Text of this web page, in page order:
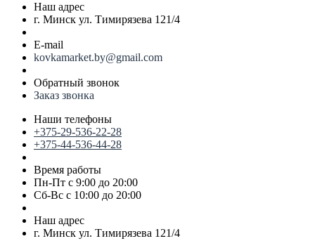
Наш адрес
г. Минск ул. Тимирязева 121/4
E-mail
kovkamarket.by@gmail.com
Обратный звонок
Заказ звонка
Наши телефоны
+375-29-536-22-28
+375-44-536-44-28
Время работы
Пн-Пт с 9:00 до 20:00
Сб-Вс с 10:00 до 20:00
Наш адрес
г. Минск ул. Тимирязева 121/4